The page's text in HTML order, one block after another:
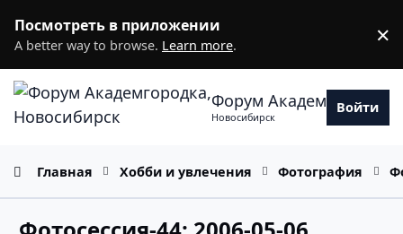
Посмотреть в приложении
A better way to browse. Learn more. ×
Форум Академгородка
Новосибирск
Войти
Главная Хобби и увлечения Фотография